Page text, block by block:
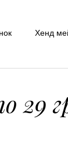
Хенд
29